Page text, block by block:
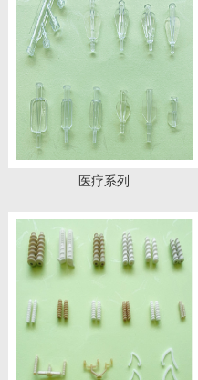
医疗系列